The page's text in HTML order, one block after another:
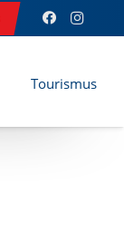
Tourismus